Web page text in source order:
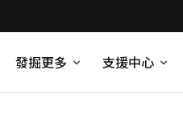
發掘更多 支援中心